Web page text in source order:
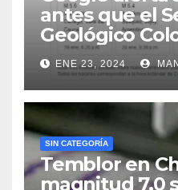
antes que el
Geológico
ENE 23, 2024
SIN CATEGORÍA
Temblor en
magnitud 7,0